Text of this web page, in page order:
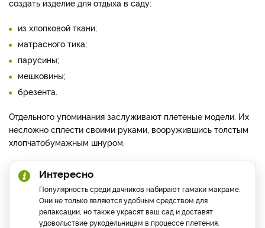
создать изделие для отдыха в саду:
из хлопковой ткани;
матрасного тика;
парусины;
мешковины;
брезента.
Отдельного упоминания заслуживают плетеные модели. Их
несложно сплести своими руками, вооружившись толстым
хлопчатобумажным шнуром.
Интересно
Популярность среди дачников набирают гамаки макраме.
Они не только являются удобным средством для
релаксации, но также украсят ваш сад и доставят
удовольствие рукодельницам в процессе плетения.